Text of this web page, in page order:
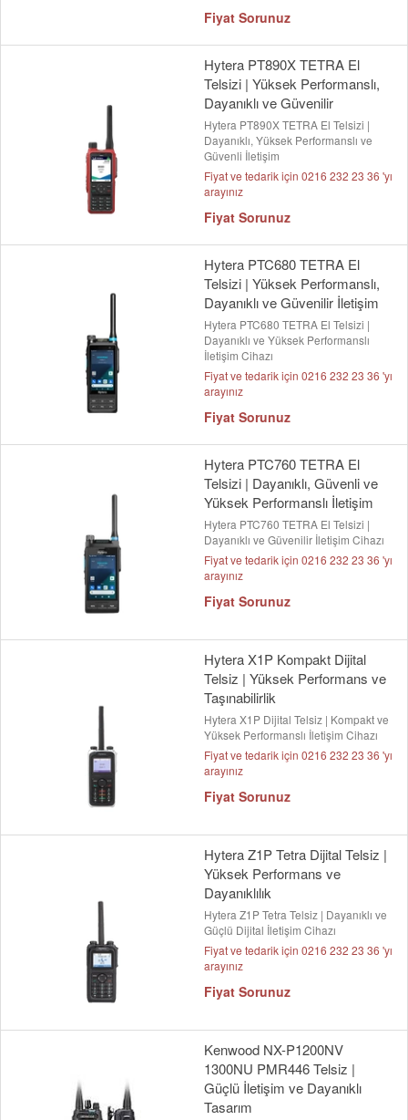
Fiyat Sorunuz
Hytera PT890X TETRA El
Telsizi | Yüksek Performanslı,
Dayanıklı ve Güvenilir
Hytera PT890X TETRA El Telsizi |
Dayanıklı, Yüksek Performanslı ve
Güvenli İletişim
Fiyat ve tedarik için 0216 232 23 36 'yı
arayınız
Fiyat Sorunuz
Hytera PTC680 TETRA El
Telsizi | Yüksek Performanslı,
Dayanıklı ve Güvenilir İletişim
Hytera PTC680 TETRA El Telsizi |
Dayanıklı ve Yüksek Performanslı
İletişim Cihazı
Fiyat ve tedarik için 0216 232 23 36 'yı
arayınız
Fiyat Sorunuz
Hytera PTC760 TETRA El
Telsizi | Dayanıklı, Güvenli ve
Yüksek Performanslı İletişim
Hytera PTC760 TETRA El Telsizi |
Dayanıklı ve Güvenilir İletişim Cihazı
Fiyat ve tedarik için 0216 232 23 36 'yı
arayınız
Fiyat Sorunuz
Hytera X1P Kompakt Dijital
Telsiz | Yüksek Performans ve
Taşınabilirlik
Hytera X1P Dijital Telsiz | Kompakt ve
Yüksek Performanslı İletişim Cihazı
Fiyat ve tedarik için 0216 232 23 36 'yı
arayınız
Fiyat Sorunuz
Hytera Z1P Tetra Dijital Telsiz |
Yüksek Performans ve
Dayanıklılık
Hytera Z1P Tetra Telsiz | Dayanıklı ve
Güçlü Dijital İletişim Cihazı
Fiyat ve tedarik için 0216 232 23 36 'yı
arayınız
Fiyat Sorunuz
Kenwood NX-P1200NV
1300NU PMR446 Telsiz |
Güçlü İletişim ve Dayanıklı
Tasarım